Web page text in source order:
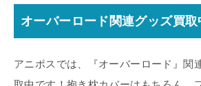
オーバーロード関連グッズ買取
アニポスでは、『オーバーロード』関